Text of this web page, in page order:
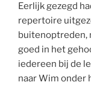
Eerlijk gezegd
repertoire
buitenoptreden,
goed in het
iedereen bij de
naar Wim onder